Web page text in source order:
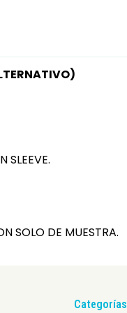
SLEEVE.
SOLO DE MUESTRA.
Categorías